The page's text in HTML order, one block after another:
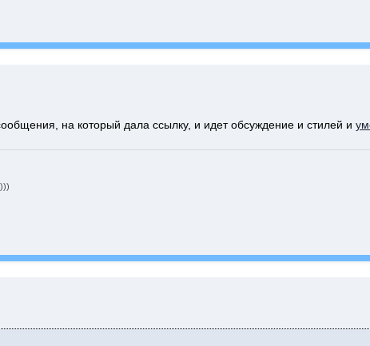
на который дала ссылку, и идет обсуждение и стилей и